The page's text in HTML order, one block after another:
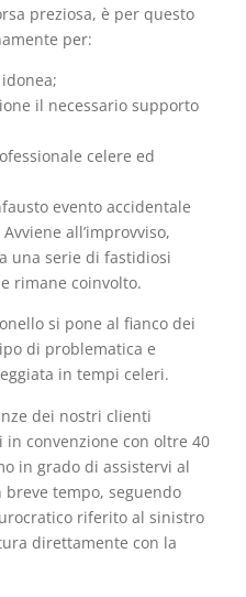
preziosa, è per questo
per:
il necessario supporto
celere ed
evento accidentale
all’improvviso,
una serie di fastidiosi
rimane coinvolto.
si pone al fianco dei
di problematica e
in tempi celeri.
dei nostri clienti
convenzione con oltre 40
in grado di assistervi al
tempo, seguendo
riferito al sinistro
direttamente con la